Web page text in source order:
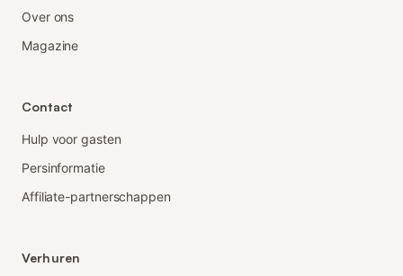
Over ons
Magazine
Contact
Hulp voor gasten
Persinformatie
Affiliate-partnerschappen
Verhuren